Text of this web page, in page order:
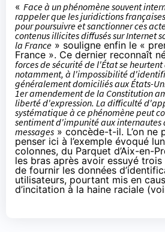
« Face à un phénomène souvent
rappeler que les juridictions
pour poursuivre et sanctionner ces
contenus illicites diffusés sur Internet
la France » souligne enfin le «
France ». Ce dernier reconnaît
forces de sécurité de l'État se
notamment, à l'impossibilité
généralement domiciliés aux États-
1er amendement de la Constitution
liberté d'expression. La difficulté
systématique à ce phénomène peut
sentiment d'impunité aux internautes
messages » concède-t-il. L’on ne
penser ici à l’exemple évoqué
colonnes, du Parquet d’Aix-en-
les bras après avoir essuyé
de fournir les données
utilisateurs, pourtant mis en
d’incitation à la haine raciale (